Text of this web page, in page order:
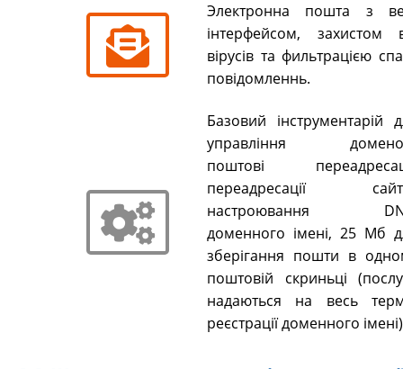
Электронна пошта з
інтерфейсом, захистом
вірусів та фильтрацією
повідомленнь.
Базовий інструментарій
управління
поштові
переадресації
настроювання
доменного імені, 25 Мб
зберігання пошти в
поштовій скриньці
надаються на весь
реєстрації доменного